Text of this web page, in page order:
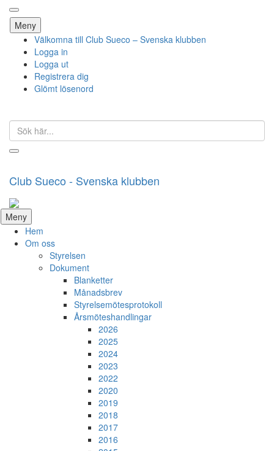
Meny Hoppa
till
innehåll
Välkomna till Club Sueco – Svenska klubben
Logga in
Logga ut
Registrera dig
Glömt lösenord
Sök
efter:
Club Sueco - Svenska klubben
Meny Hoppa
till
innehåll
Hem
Om oss
Styrelsen
Dokument
Blanketter
Månadsbrev
Styrelsemötesprotokoll
Årsmöteshandlingar
2026
2025
2024
2023
2022
2020
2019
2018
2017
2016